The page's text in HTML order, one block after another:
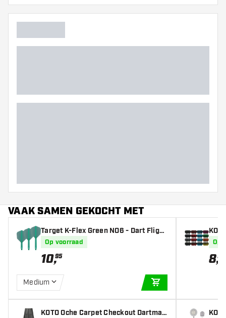
Dart speler
Barrel vorm
VAAK SAMEN GEKOCHT MET
Target K-Flex Green NO6 - Dart Flight
Op voorraad
10,95
Medium
KOTO Oche Carpet Checkout Dartmat
ets)
Op
8,95